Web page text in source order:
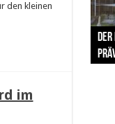
den kleinen
im
The